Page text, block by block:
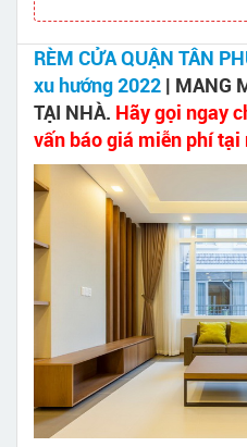
RÈM CỬA QUẬN TÂN
xu hướng 2022 | MANG
TẠI NHÀ. Hãy gọi ngay
vấn báo giá miễn phí tại